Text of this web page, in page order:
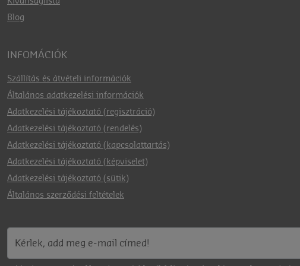
Blog
INFOMÁCIÓK
Szállítás és átvételi információk
Általános adatkezelési információk
Adatkezelési tájékoztató (regisztráció)
Adatkezelési tájékoztató (rendelés)
Adatkezelési tájékoztató (kapcsolattartás)
Adatkezelési tájékoztató (képviselet)
Adatkezelési tájékoztató (sütik)
Általános szerződési feltételek